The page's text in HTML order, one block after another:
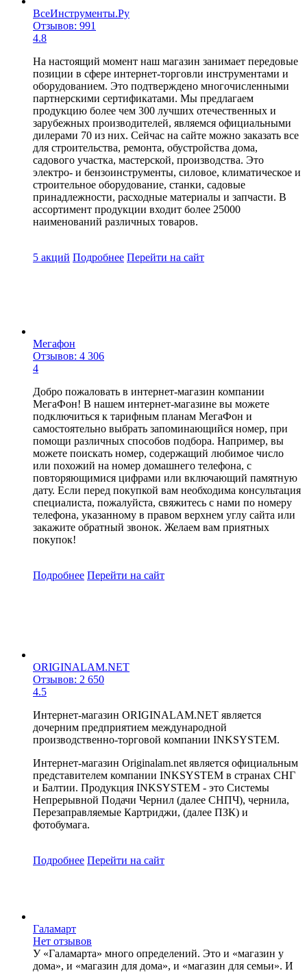
ВсеИнструменты.Ру
Отзывов: 991
4.8
На настоящий момент наш магазин занимает передовые
позиции в сфере интернет-торговли инструментами и
оборудованием. Это подтверждено многочисленными
партнерскими сертификатами. Мы предлагаем
продукцию более чем 300 лучших отечественных и
зарубежных производителей, являемся официальными
дилерами 70 из них. Сейчас на сайте можно заказать все
для строительства, ремонта, обустройства дома,
садового участка, мастерской, производства. Это
электро- и бензоинструменты, силовое, климатическое и
строительное оборудование, станки, садовые
принадлежности, расходные материалы и запчасти. В
ассортимент продукции входит более 25000
наименований различных товаров.
5 акций Подробнее Перейти на сайт
Мегафон
Отзывов: 4 306
4
Добро пожаловать в интернет-магазин компании
МегаФон! В нашем интернет-магазине вы можете
подключиться к тарифным планам МегаФон и
самостоятельно выбрать запоминающийся номер, при
помощи различных способов подбора. Например, вы
можете поискать номер, содержащий любимое число
или похожий на номер домашнего телефона, с
повторяющимися цифрами или включающий памятную
дату. Если перед покупкой вам необходима консультация
специалиста, пожалуйста, свяжитесь с нами по номеру
телефона, указанному в правом верхнем углу сайта или
закажите обратный звонок. Желаем вам приятных
покупок!
Подробнее Перейти на сайт
ORIGINALAM.NET
Отзывов: 2 650
4.5
Интернет-магазин ORIGINALAM.NET является
дочерним предприятием международной
производственно-торговой компании INKSYSTEM.
Интернет-магазин Originalam.net является официальным
представителем компании INKSYSTEM в странах СНГ
и Балтии. Продукция INKSYSTEM - это Системы
Непрерывной Подачи Чернил (далее СНПЧ), чернила,
Перезаправляемые Картриджи, (далее ПЗК) и
фотобумага.
Подробнее Перейти на сайт
Галамарт
Нет отзывов
У «Галамарта» много определений. Это и «магазин у
дома», и «магазин для дома», и «магазин для семьи». И